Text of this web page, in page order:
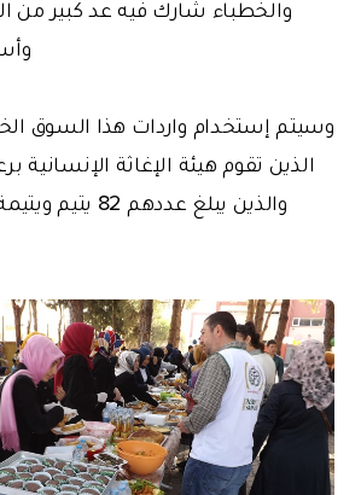
والخطباء شارك فيه عد كبير من
وسيتم إستخدام واردات هذا السوق
الذين تقوم هيئة الإغاثة الإنسانية
والذين يبلغ عددهم 82 يتيم ويتيمة في مدينة انطاليا